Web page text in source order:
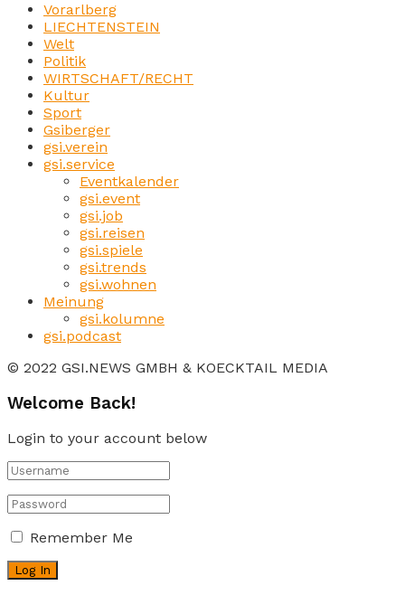
Vorarlberg
LIECHTENSTEIN
Welt
Politik
WIRTSCHAFT/RECHT
Kultur
Sport
Gsiberger
gsi.verein
gsi.service
Eventkalender
gsi.event
gsi.job
gsi.reisen
gsi.spiele
gsi.trends
gsi.wohnen
Meinung
gsi.kolumne
gsi.podcast
© 2022 GSI.NEWS GMBH & KOECKTAIL MEDIA
Welcome Back!
Login to your account below
Remember Me